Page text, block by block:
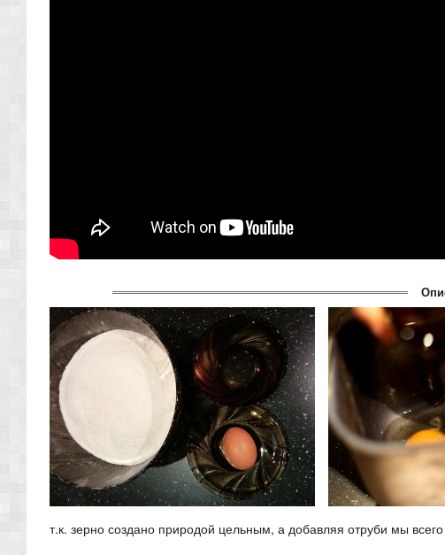
т.к. зерно создано природой цельным, а добавляя отруби мы